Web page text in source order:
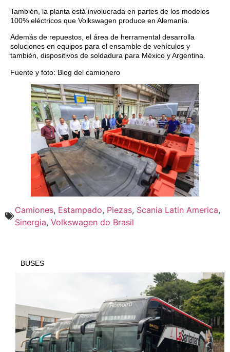
También, la planta está involucrada en partes de los modelos
100% eléctricos que Volkswagen produce en Alemania.
Además de repuestos, el área de herramental desarrolla
soluciones en equipos para el ensamble de vehículos y
también, dispositivos de soldadura para México y Argentina.
Fuente y foto: Blog del camionero
Camiones, Estampado, Piezas, Scania Latin America,
Sinergia, Volkswagen do Brasil
BUSES